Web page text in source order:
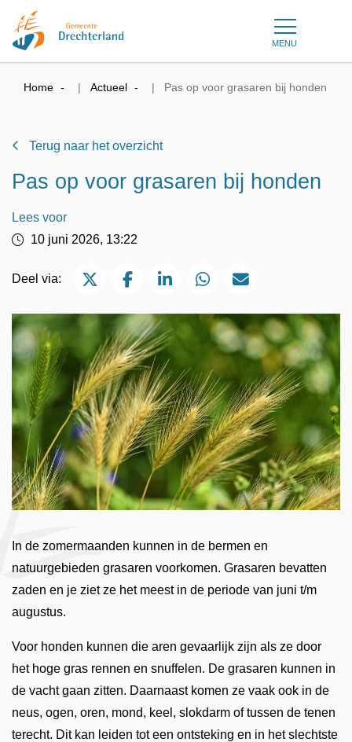
MENU
Home Actueel Pas op voor grasaren bij honden
Terug naar het overzicht
Pas op voor grasaren bij honden
Lees voor
10 juni 2026, 13:22
Deel via: Deel via Twitter
Deel via Facebook
Deel via LinkedIn
Deel via WhatsApp
In de zomermaanden kunnen in de bermen en
natuurgebieden grasaren voorkomen. Grasaren bevatten
zaden en je ziet ze het meest in de periode van juni t/m
augustus.
Voor honden kunnen die aren gevaarlijk zijn als ze door
het hoge gras rennen en snuffelen. De grasaren kunnen in
de vacht gaan zitten. Daarnaast komen ze vaak ook in de
neus, ogen, oren, mond, keel, slokdarm of tussen de tenen
terecht. Dit kan leiden tot een ontsteking en in het slechtste